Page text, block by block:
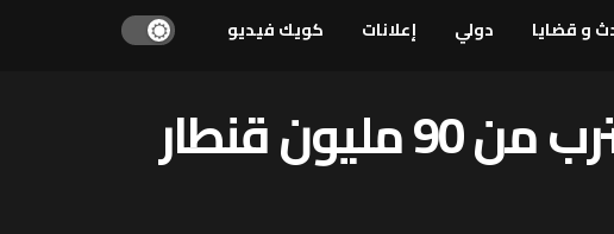
و قضايا دولي إعلانات كويك فيديو
قنطار